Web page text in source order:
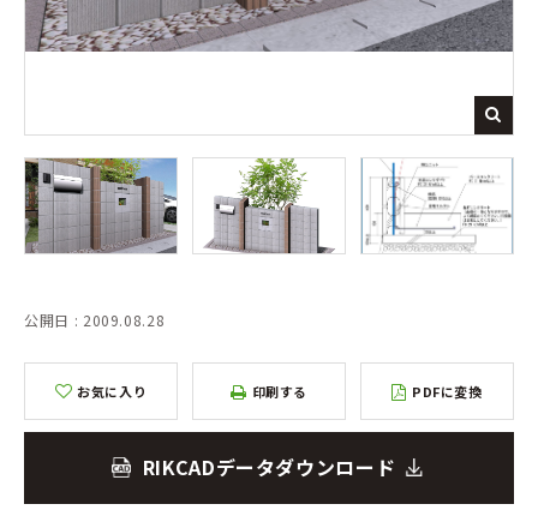
公開日 : 2009.08.28
お気に入り 印刷する PDFに変換
RIKCADデータダウンロード